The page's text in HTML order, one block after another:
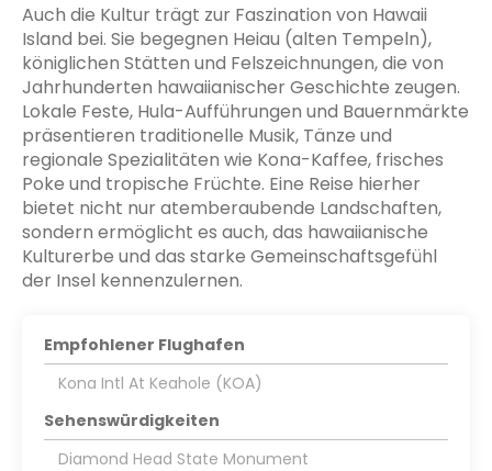
Auch die Kultur trägt zur Faszination von Hawaii
Island bei. Sie begegnen Heiau (alten Tempeln),
königlichen Stätten und Felszeichnungen, die von
Jahrhunderten hawaiianischer Geschichte zeugen.
Lokale Feste, Hula-Aufführungen und Bauernmärkte
präsentieren traditionelle Musik, Tänze und
regionale Spezialitäten wie Kona-Kaffee, frisches
Poke und tropische Früchte. Eine Reise hierher
bietet nicht nur atemberaubende Landschaften,
sondern ermöglicht es auch, das hawaiianische
Kulturerbe und das starke Gemeinschaftsgefühl
der Insel kennenzulernen.
Empfohlener Flughafen
Kona Intl At Keahole (KOA)
Sehenswürdigkeiten
Diamond Head State Monument